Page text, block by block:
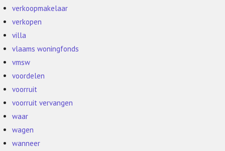
verkoopmakelaar
verkopen
villa
vlaams woningfonds
vmsw
voordelen
voorruit
voorruit vervangen
waar
wagen
wanneer